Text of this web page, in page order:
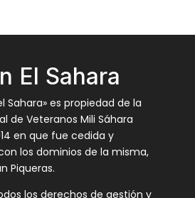
El Sahara
Sahara» es propiedad de la
de Veteranos Mili Sáhara
en que fue cedida y
los dominios de la misma,
Piqueras.
los derechos de gestión y